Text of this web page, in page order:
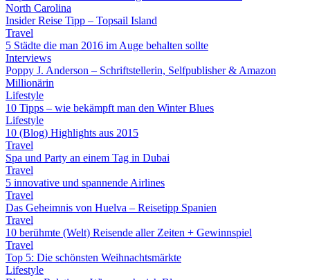
North Carolina
Insider Reise Tipp – Topsail Island
Travel
5 Städte die man 2016 im Auge behalten sollte
Interviews
Poppy J. Anderson – Schriftstellerin, Selfpublisher & Amazon
Millionärin
Lifestyle
10 Tipps – wie bekämpft man den Winter Blues
Lifestyle
10 (Blog) Highlights aus 2015
Travel
Spa und Party an einem Tag in Dubai
Travel
5 innovative und spannende Airlines
Travel
Das Geheimnis von Huelva – Reisetipp Spanien
Travel
10 berühmte (Welt) Reisende aller Zeiten + Gewinnspiel
Travel
Top 5: Die schönsten Weihnachtsmärkte
Lifestyle